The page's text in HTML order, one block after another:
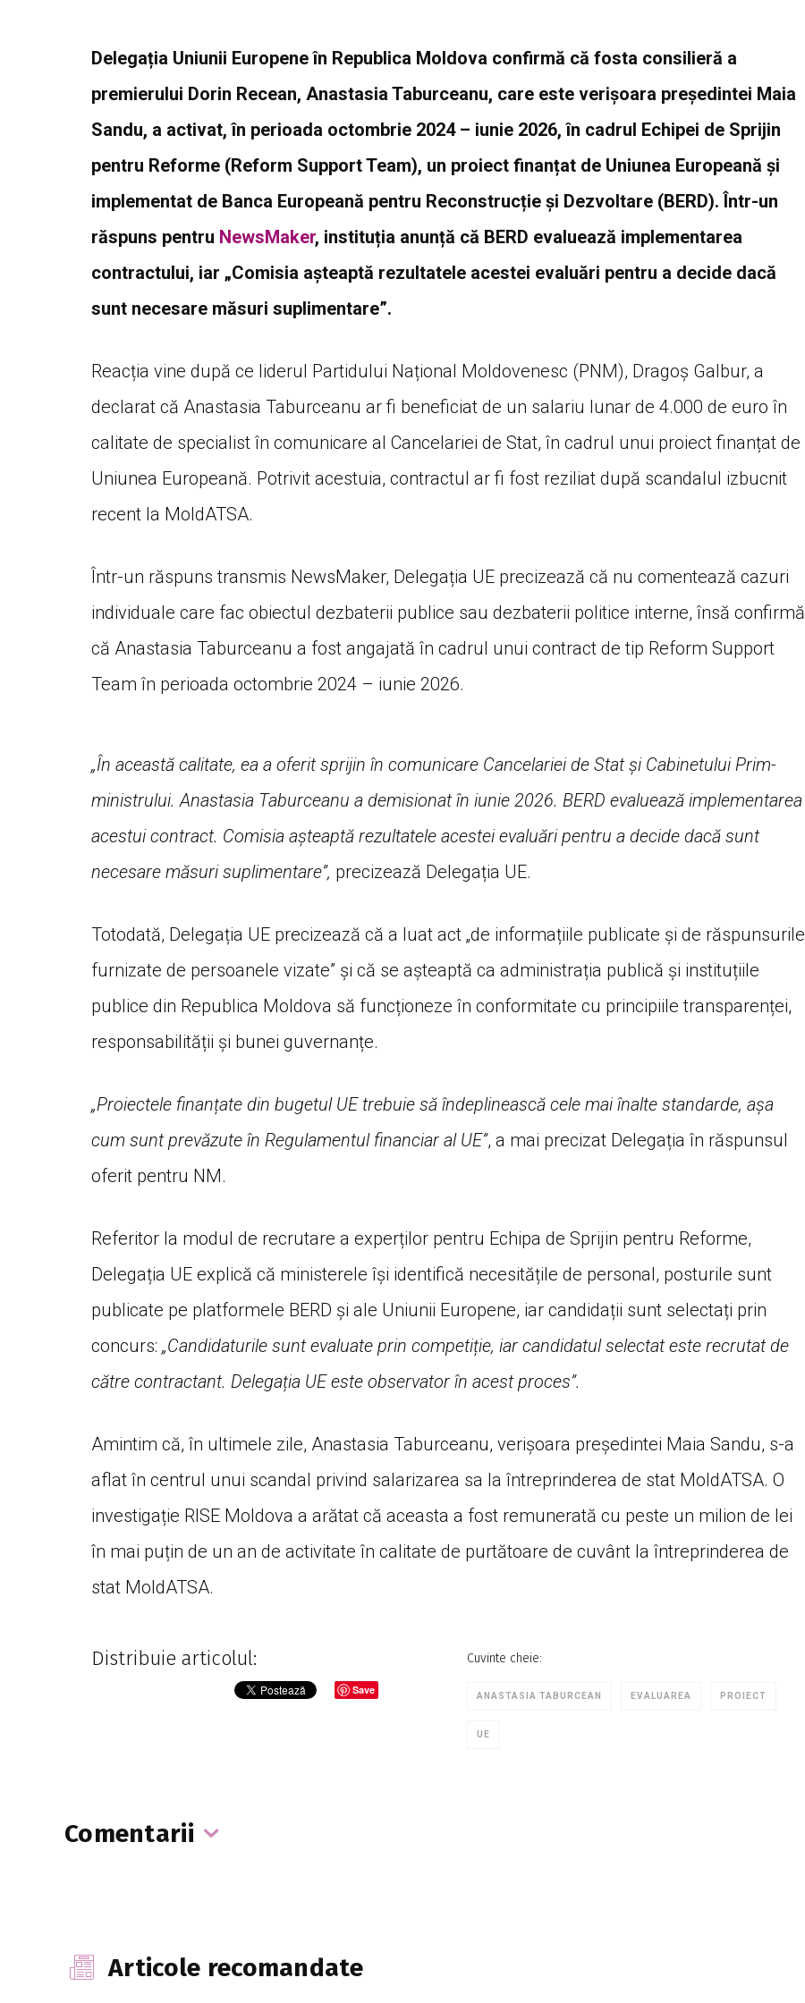
Delegația Uniunii Europene în Republica Moldova confirmă că fosta consilieră a
premierului Dorin Recean, Anastasia Taburceanu, care este verișoara președintei Maia
Sandu, a activat, în perioada octombrie 2024 – iunie 2026, în cadrul Echipei de Sprijin
pentru Reforme (Reform Support Team), un proiect finanțat de Uniunea Europeană și
implementat de Banca Europeană pentru Reconstrucție și Dezvoltare (BERD). Într-un
răspuns pentru NewsMaker, instituția anunță că BERD evaluează implementarea
contractului, iar „Comisia așteaptă rezultatele acestei evaluări pentru a decide dacă
sunt necesare măsuri suplimentare”.
Reacția vine după ce liderul Partidului Național Moldovenesc (PNM), Dragoș Galbur, a
declarat că Anastasia Taburceanu ar fi beneficiat de un salariu lunar de 4.000 de euro în
calitate de specialist în comunicare al Cancelariei de Stat, în cadrul unui proiect finanțat de
Uniunea Europeană. Potrivit acestuia, contractul ar fi fost reziliat după scandalul izbucnit
recent la MoldATSA.
Într-un răspuns transmis NewsMaker, Delegația UE precizează că nu comentează cazuri
individuale care fac obiectul dezbaterii publice sau dezbaterii politice interne, însă confirmă
că Anastasia Taburceanu a fost angajată în cadrul unui contract de tip Reform Support
Team în perioada octombrie 2024 – iunie 2026.
„În această calitate, ea a oferit sprijin în comunicare Cancelariei de Stat și Cabinetului Prim-
ministrului. Anastasia Taburceanu a demisionat în iunie 2026. BERD evaluează implementarea
acestui contract. Comisia așteaptă rezultatele acestei evaluări pentru a decide dacă sunt
necesare măsuri suplimentare”, precizează Delegația UE.
Totodată, Delegația UE precizează că a luat act „de informațiile publicate și de răspunsurile
furnizate de persoanele vizate” și că se așteaptă ca administrația publică și instituțiile
publice din Republica Moldova să funcționeze în conformitate cu principiile transparenței,
responsabilității și bunei guvernanțe.
„Proiectele finanțate din bugetul UE trebuie să îndeplinească cele mai înalte standarde, așa
cum sunt prevăzute în Regulamentul financiar al UE”, a mai precizat Delegația în răspunsul
oferit pentru NM.
Referitor la modul de recrutare a experților pentru Echipa de Sprijin pentru Reforme,
Delegația UE explică că ministerele își identifică necesitățile de personal, posturile sunt
publicate pe platformele BERD și ale Uniunii Europene, iar candidații sunt selectați prin
concurs: „Candidaturile sunt evaluate prin competiție, iar candidatul selectat este recrutat de
către contractant. Delegația UE este observator în acest proces”.
Amintim că, în ultimele zile, Anastasia Taburceanu, verișoara președintei Maia Sandu, s-a
aflat în centrul unui scandal privind salarizarea sa la întreprinderea de stat MoldATSA. O
investigație RISE Moldova a arătat că aceasta a fost remunerată cu peste un milion de lei
în mai puțin de un an de activitate în calitate de purtătoare de cuvânt la întreprinderea de
stat MoldATSA.
Distribuie articolul:
Save
Cuvinte cheie:
ANASTASIA TABURCEAN EVALUAREA PROIECT
UE
Comentarii
Articole recomandate